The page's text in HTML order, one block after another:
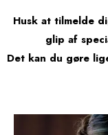
Husk at tilmelde
glip af
Det kan du gøre